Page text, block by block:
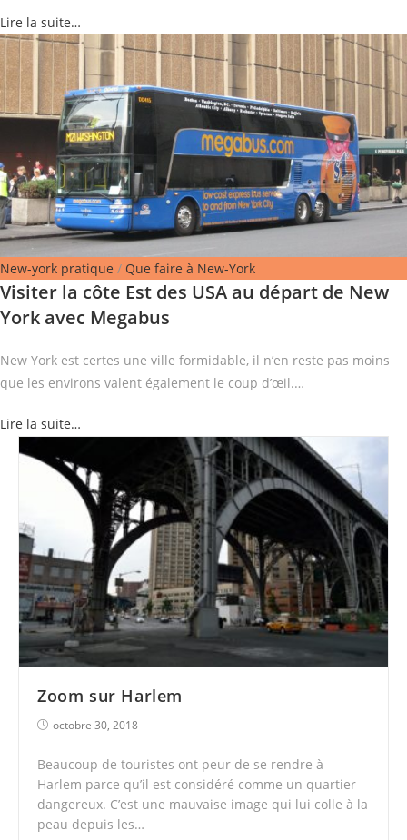
Lire la suite…
New-york pratique / Que faire à New-York
Visiter la côte Est des USA au départ de New
York avec Megabus
New York est certes une ville formidable, il n’en reste pas moins
que les environs valent également le coup d’œil.…
Lire la suite…
Zoom sur Harlem
octobre 30, 2018
Beaucoup de touristes ont peur de se rendre à
Harlem parce qu’il est considéré comme un quartier
dangereux. C’est une mauvaise image qui lui colle à la
peau depuis les…